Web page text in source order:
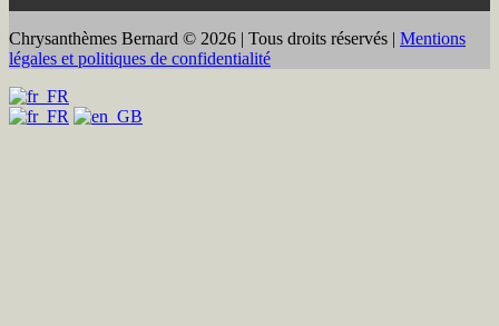
Chrysanthèmes Bernard © 2026 | Tous droits réservés | Mentions
légales et politiques de confidentialité